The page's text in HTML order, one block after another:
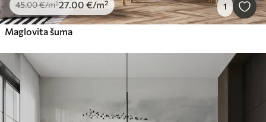
45.00€/m²27.00 €/m² 1
Maglovita šuma